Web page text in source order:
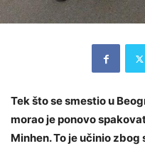
Tek što se smestio u
morao je ponovo
Minhen. To je učinio